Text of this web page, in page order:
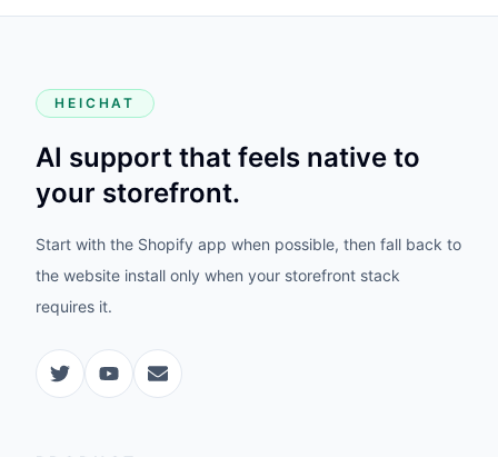
HEICHAT
AI support that feels native to
your storefront.
Start with the Shopify app when possible, then fall back to
the website install only when your storefront stack
requires it.